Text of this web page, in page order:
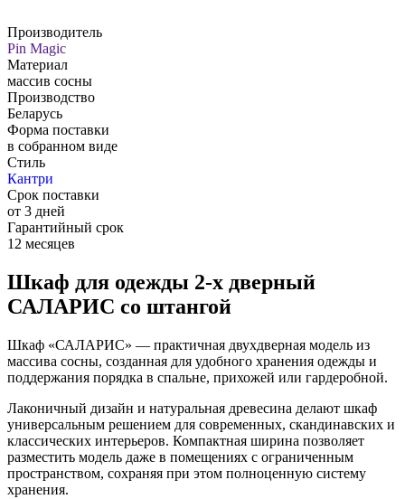
Производитель
Pin Magic
Материал
массив сосны
Производство
Беларусь
Форма поставки
в собранном виде
Стиль
Кантри
Срок поставки
от 3 дней
Гарантийный срок
12 месяцев
Шкаф для одежды 2-х дверный
САЛАРИС со штангой
Шкаф «САЛАРИС» — практичная двухдверная модель из
массива сосны, созданная для удобного хранения одежды и
поддержания порядка в спальне, прихожей или гардеробной.
Лаконичный дизайн и натуральная древесина делают шкаф
универсальным решением для современных, скандинавских и
классических интерьеров. Компактная ширина позволяет
разместить модель даже в помещениях с ограниченным
пространством, сохраняя при этом полноценную систему
хранения.